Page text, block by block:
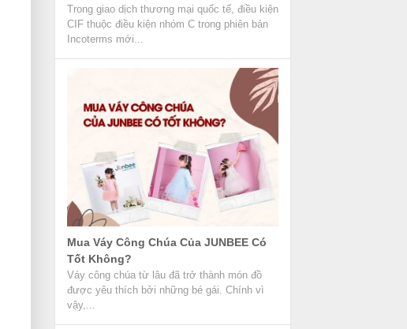
Trong giao dịch thương mại quốc tế, điều kiện
CIF thuộc điều kiện nhóm C trong phiên bản
Incoterms mới...
Mua Váy Công Chúa Của JUNBEE Có
Tốt Không?
Váy công chúa từ lâu đã trở thành món đồ
được yêu thích bởi những bé gái. Chính vì
vậy,...